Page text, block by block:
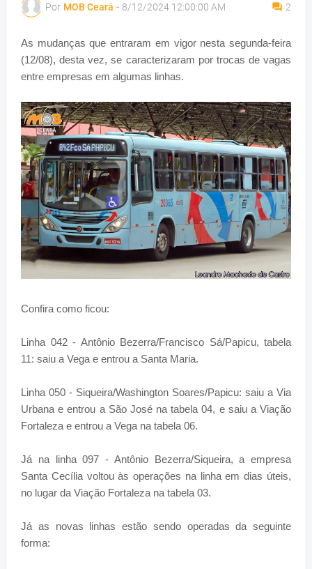
Por MOB Ceará - 8/12/2024 12:00:00 AM 2
As mudanças que entraram em vigor nesta segunda-feira
(12/08), desta vez, se caracterizaram por trocas de vagas
entre empresas em algumas linhas.
Confira como ficou:
Linha 042 - Antônio Bezerra/Francisco Sá/Papicu, tabela
11: saiu a Vega e entrou a Santa Maria.
Linha 050 - Siqueira/Washington Soares/Papicu: saiu a Via
Urbana e entrou a São José na tabela 04, e saiu a Viação
Fortaleza e entrou a Vega na tabela 06.
Já na linha 097 - Antônio Bezerra/Siqueira, a empresa
Santa Cecília voltou às operações na linha em dias úteis,
no lugar da Viação Fortaleza na tabela 03.
Já as novas linhas estão sendo operadas da seguinte
forma: